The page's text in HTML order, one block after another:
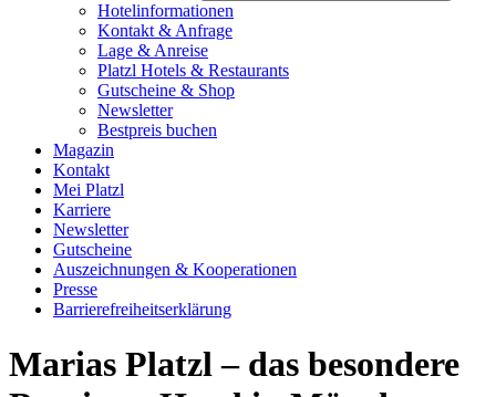
Hotelinformationen
Kontakt & Anfrage
Lage & Anreise
Platzl Hotels & Restaurants
Gutscheine & Shop
Newsletter
Bestpreis buchen
Magazin
Kontakt
Mei Platzl
Karriere
Newsletter
Gutscheine
Auszeichnungen & Kooperationen
Presse
Barrierefreiheitserklärung
Marias Platzl – das besondere